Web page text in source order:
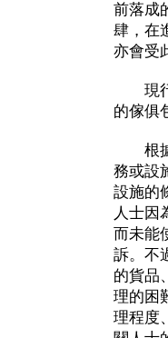
前落成
肆，在
亦會受
現行
的傢俱
根據
務或設
設施的
人士因
而未能
訴。不
的貨品
理的困
理程度